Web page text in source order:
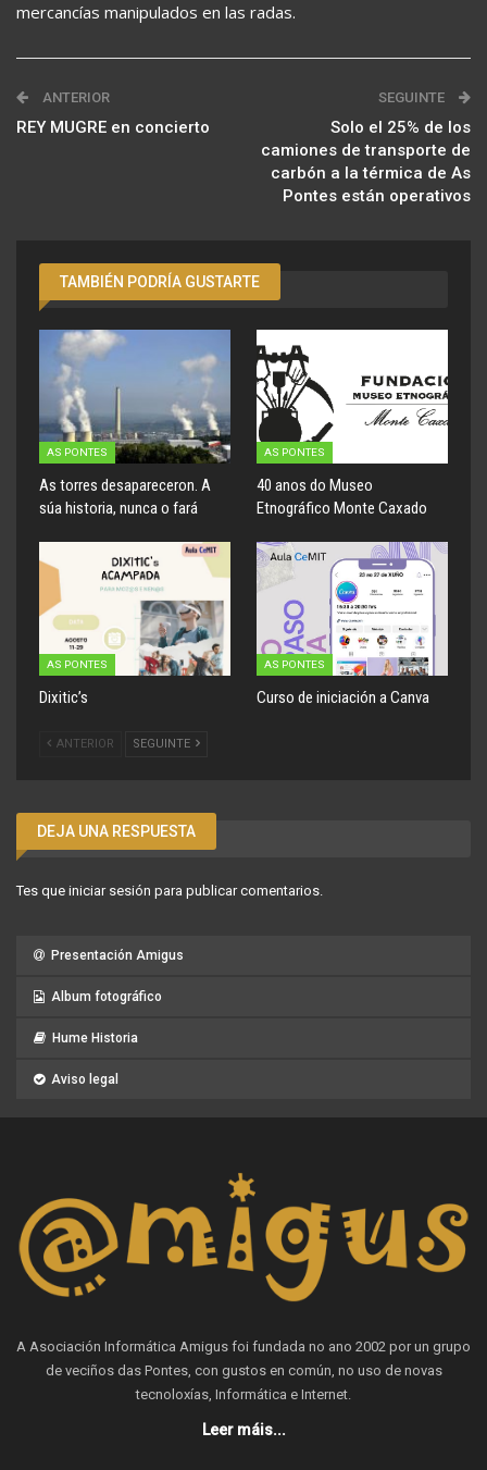
mercancías manipulados en las radas.
ANTERIOR
REY MUGRE en concierto
SEGUINTE
Solo el 25% de los
camiones de transporte de
carbón a la térmica de As
Pontes están operativos
TAMBIÉN PODRÍA GUSTARTE
AS PONTES
As torres desapareceron. A
súa historia, nunca o fará
AS PONTES
40 anos do Museo
Etnográfico Monte Caxado
AS PONTES
Dixitic’s
AS PONTES
Curso de iniciación a Canva
ANTERIOR SEGUINTE
DEJA UNA RESPUESTA
Tes que iniciar sesión para publicar comentarios.
Presentación Amigus
Album fotográfico
Hume Historia
Aviso legal
A Asociación Informática Amigus foi fundada no ano 2002 por un grupo
de veciños das Pontes, con gustos en común, no uso de novas
tecnoloxías, Informática e Internet.
Leer máis...